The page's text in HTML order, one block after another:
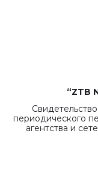
“ZTB
периодического
агентства и